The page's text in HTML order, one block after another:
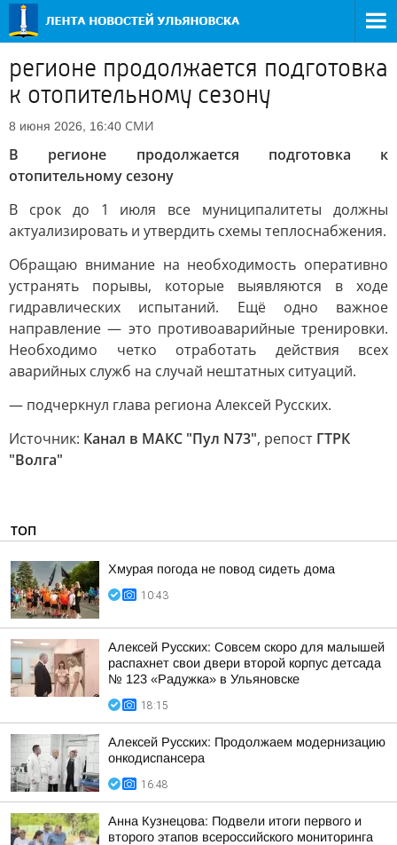
регионе продолжается подготовка
к отопительному сезону
8 июня 2026, 16:40 СМИ
В регионе продолжается подготовка к
отопительному сезону
В срок до 1 июля все муниципалитеты должны
актуализировать и утвердить схемы теплоснабжения.
Обращаю внимание на необходимость оперативно
устранять порывы, которые выявляются в ходе
гидравлических испытаний. Ещё одно важное
направление — это противоаварийные тренировки.
Необходимо четко отработать действия всех
аварийных служб на случай нештатных ситуаций.
— подчеркнул глава региона Алексей Русских.
Источник: Канал в МАКС "Пул N73", репост ГТРК
"Волга"
ТОП
Хмурая погода не повод сидеть дома
10:43
Алексей Русских: Совсем скоро для малышей
распахнет свои двери второй корпус детсада
№ 123 «Радужка» в Ульяновске
18:15
Алексей Русских: Продолжаем модернизацию
онкодиспансера
16:48
Анна Кузнецова: Подвели итоги первого и
второго этапов всероссийского мониторинга